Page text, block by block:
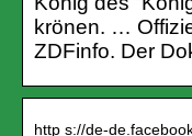
krönen. …
ZDFinfo. Der
http s://de-